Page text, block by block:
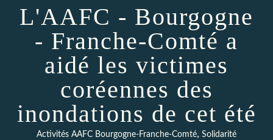
L'AAFC - Bourgogne
- Franche-Comté a
aidé les victimes
coréennes des
inondations de cet été
Activités AAFC Bourgogne-Franche-Comté, Solidarité